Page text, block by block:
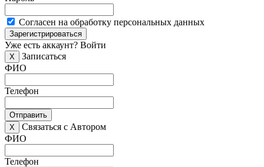
Согласен на обработку персональных данных
Зарегистрироваться
Уже есть аккаунт? Войти
X
Записаться
ФИО
Телефон
Отправить
X
Связаться с Автором
ФИО
Телефон